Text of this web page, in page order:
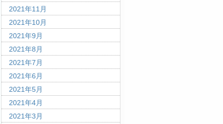
2021年11月
2021年10月
2021年9月
2021年8月
2021年7月
2021年6月
2021年5月
2021年4月
2021年3月